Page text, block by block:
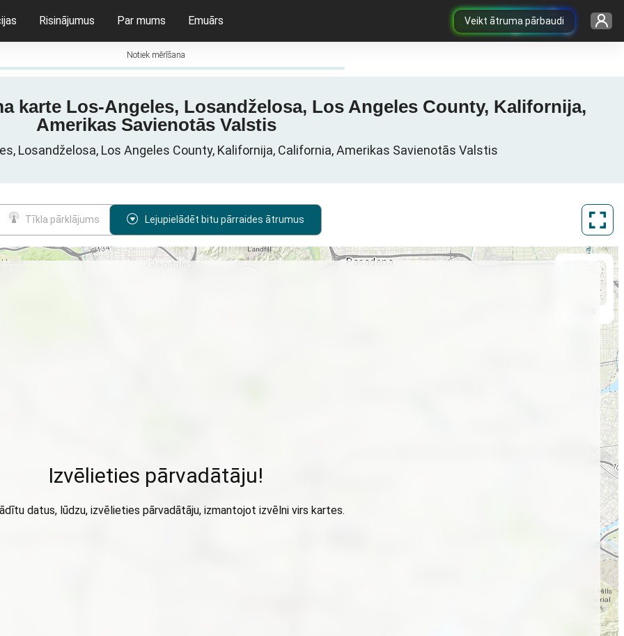
Veikt ātruma pārbaudi
Risinājumus Par mums Emuārs
Notiek mērīšana
karte Los-Angeles, Losandželosa, Los Angeles County, Kalifornija,
Amerikas Savienotās Valstis
Losandželosa, Los Angeles County, Kalifornija, California, Amerikas Savienotās Valstis
Tīkla pārklājums Lejupielādēt bitu pārraides ātrumus
Izvēlieties pārvadātāju!
datus, lūdzu, izvēlieties pārvadātāju, izmantojot izvēlni virs kartes.